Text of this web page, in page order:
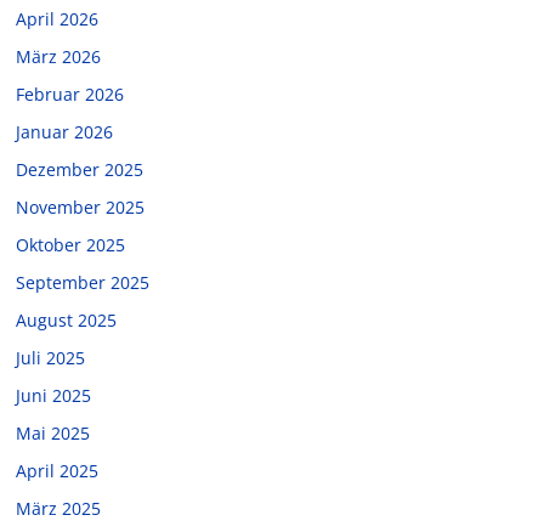
April 2026
März 2026
Februar 2026
Januar 2026
Dezember 2025
November 2025
Oktober 2025
September 2025
August 2025
Juli 2025
Juni 2025
Mai 2025
April 2025
März 2025